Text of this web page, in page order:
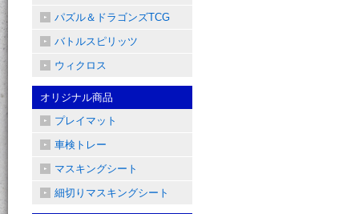
パズル＆ドラゴンズTCG
バトルスピリッツ
ウィクロス
オリジナル商品
プレイマット
車検トレー
マスキングシート
細切りマスキングシート